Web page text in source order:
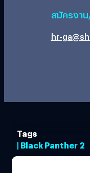
สมัครงา
hr-
Tags
| Black Panther 2